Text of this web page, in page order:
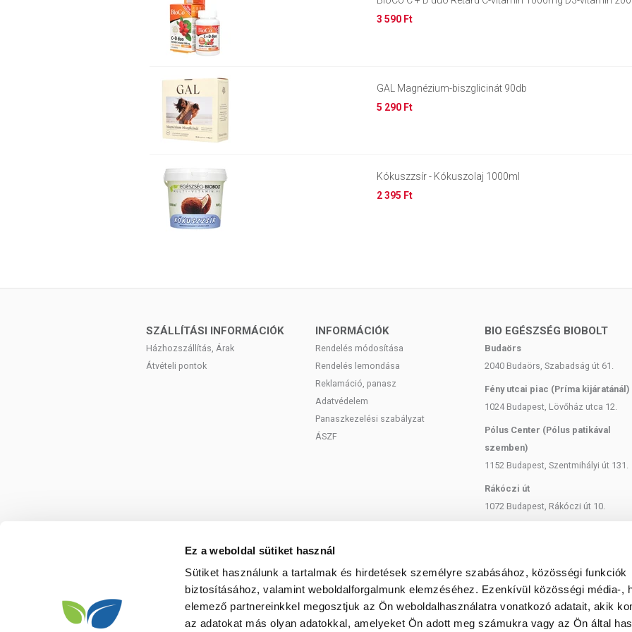
Ez a weboldal sütiket használ
Sütiket használunk a tartalmak és hirdetések személyre szabásához, közösségi funkciók
biztosításához, valamint weboldalforgalmunk elemzéséhez. Ezenkívül közösségi média-,
elemező partnereinkkel megosztjuk az Ön weboldalhasználatra vonatkozó adatait, akik
az adatokat más olyan adatokkal, amelyeket Ön adott meg számukra vagy az Ön által
3 590 Ft
GAL Magnézium-biszglicinát 90db
5 290 Ft
Kókuszzsír - Kókuszolaj 1000ml
2 395 Ft
SZÁLLÍTÁSI INFORMÁCIÓK
Házhozszállítás, Árak
Átvételi pontok
INFORMÁCIÓK
Rendelés módosítása
Rendelés lemondása
Reklamáció, panasz
Adatvédelem
Panaszkezelési szabályzat
ÁSZF
BIO EGÉSZSÉG BIOBOLT
Budaörs
2040 Budaörs, Szabadság út 61.
Fény utcai piac (Príma kijáratánál)
1024 Budapest, Lövőház utca 12.
Pólus Center (Pólus patikával
szemben)
1152 Budapest, Szentmihályi út 131.
Rákóczi út
1072 Budapest, Rákóczi út 10.
Bartók Béla
1114 Budapest, Bartók Béla út 71.